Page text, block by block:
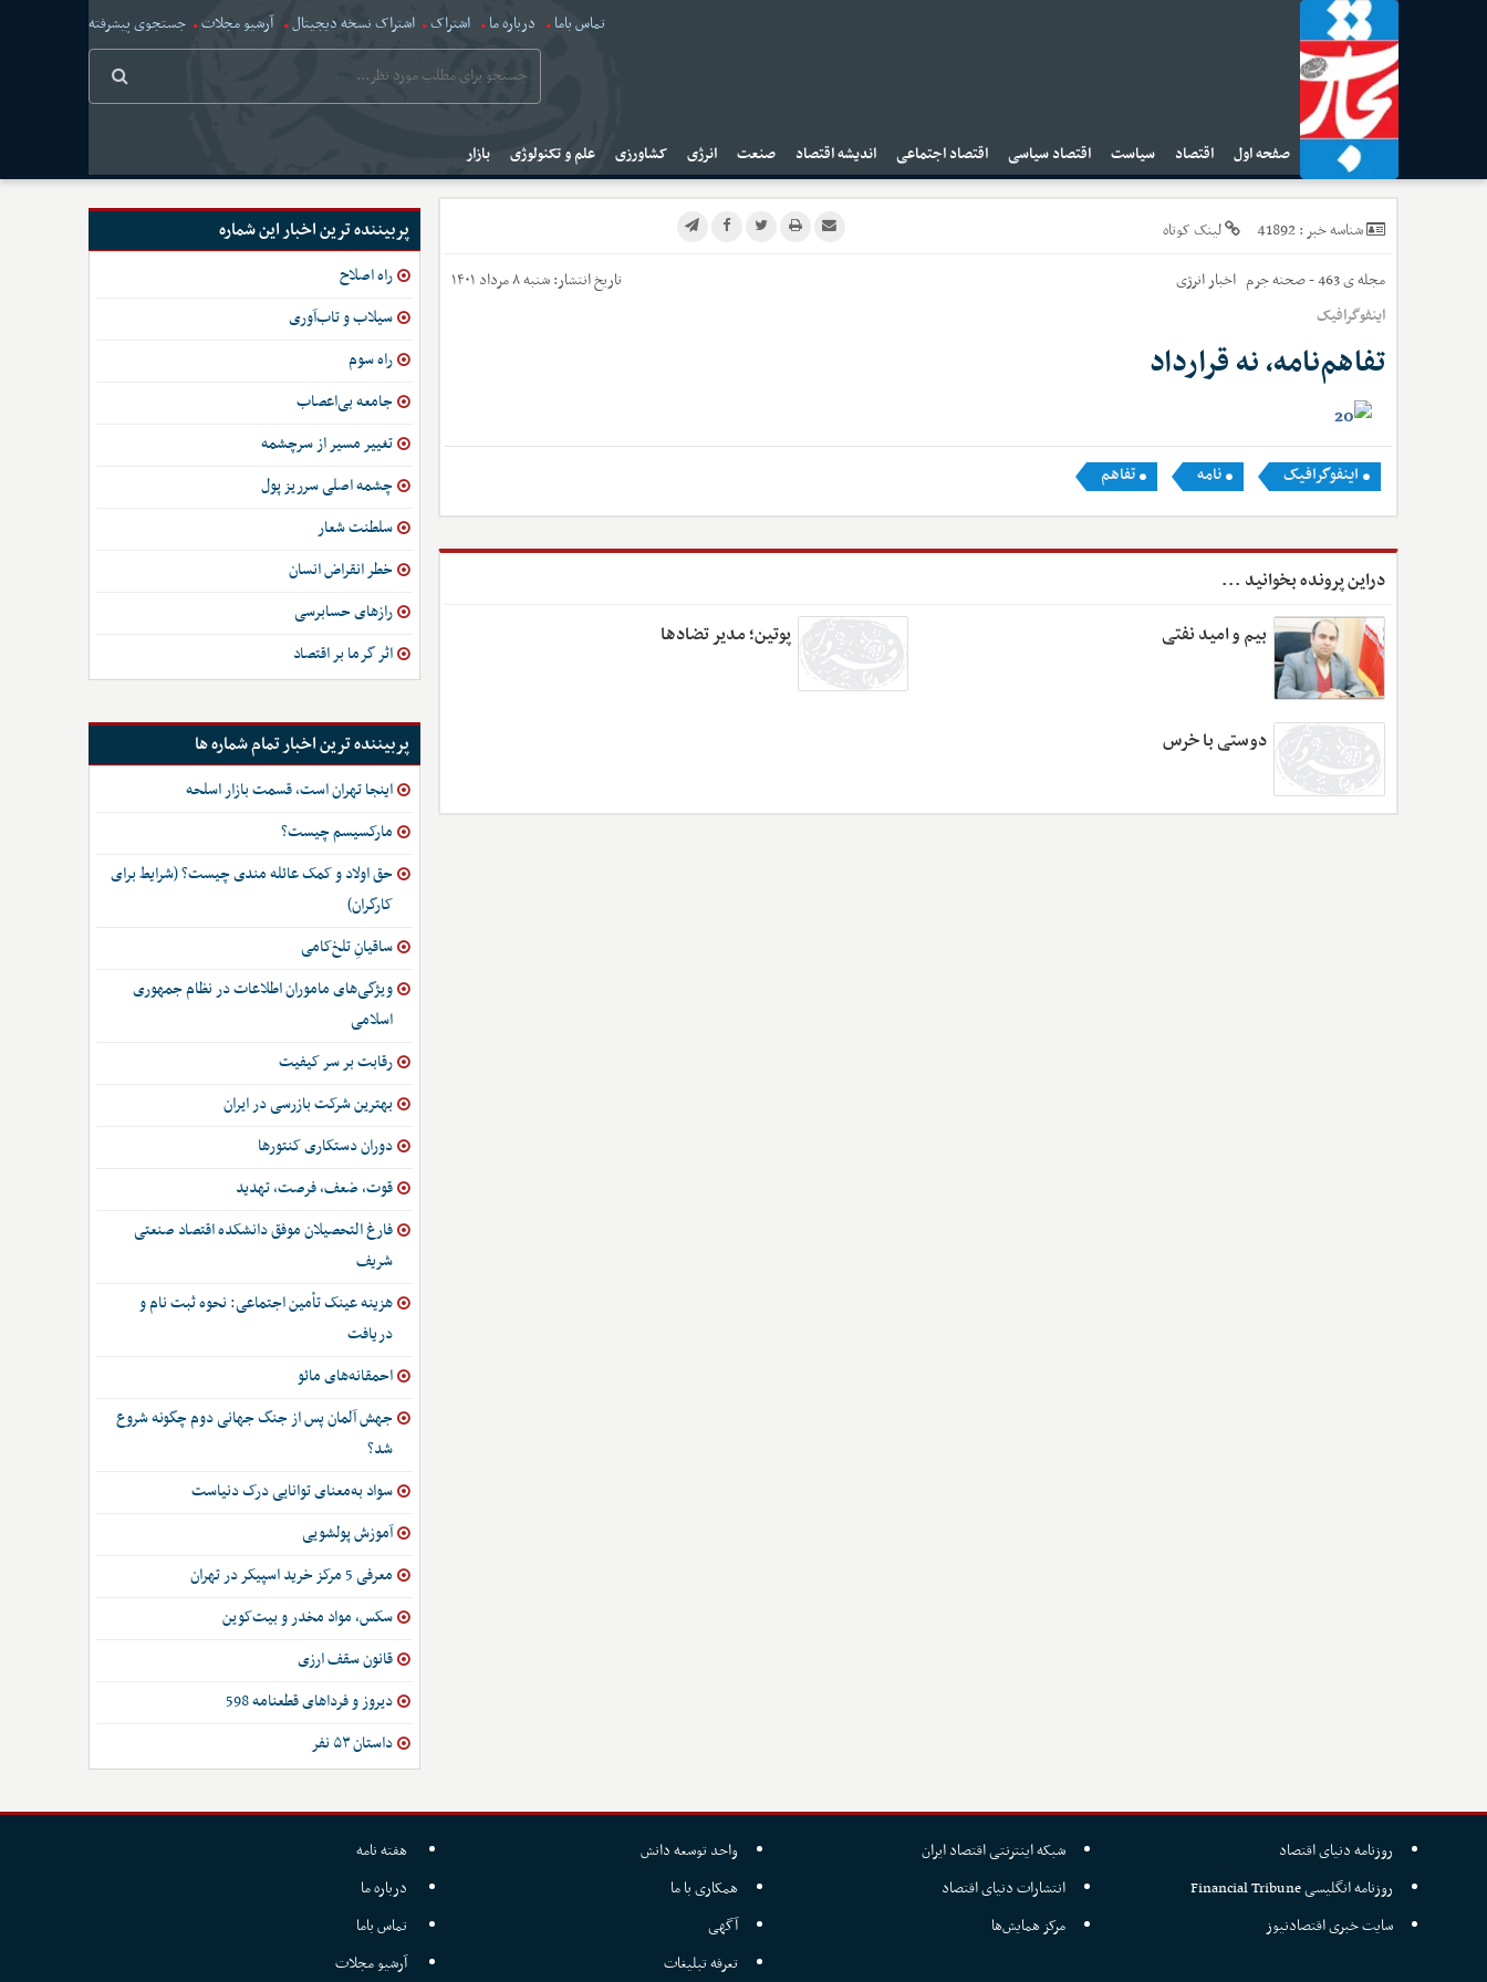
تماس باما درباره ما اشتراک اشتراک نسخه دیجیتال آرشیو مجلات جستجوی پیشرفته
صفحه اول اقتصاد سیاست اقتصاد سیاسی اقتصاد اجتماعی اندیشه اقتصاد صنعت انرژی کشاورزی علم و تکنولوژی بازار
شناسه خبر :41892
لینک کوتاه
مجله ی 463 - صحنه جرم
اخبارانرژی تاریخ انتشار:شنبه ۸ مرداد ۱۴۰۱
اینفوگرافیک
تفاهم‌نامه، نه قرارداد
اینفوگرافیک نامه تفاهم
دراین پرونده بخوانید ...
بیم و امید نفتی
پوتین؛ مدیر تضادها
دوستی با خرس
پربیننده ترین اخبار این شماره
راه اصلاح
سیلاب و تاب‌آوری
راه سوم
جامعه بی‌اعصاب
تغییر مسیر از سرچشمه
چشمه اصلی سرریز پول
سلطنت شعار
خطر انقراض انسان
رازهای حسابرسی
اثر گرما بر اقتصاد
پربیننده ترین اخبار تمام شماره ها
اینجا تهران است، قسمت بازار اسلحه
مارکسیسم چیست؟
حق اولاد و کمک عائله مندی چیست؟ (شرایط برای
کارگران)
ساقیانِ تلخ‌کامی
ویژگی‌های ماموران اطلاعات در نظام جمهوری
اسلامی
رقابت بر سر کیفیت
بهترین شرکت بازرسی در ایران
دوران دستکاری کنتورها
قوت، ضعف، فرصت، تهدید
فارغ التحصیلان موفق دانشکده اقتصاد صنعتی
شریف
هزینه عینک تأمین اجتماعی: نحوه ثبت نام و
دریافت
احمقانه‌های مائو
جهش آلمان پس از جنگ جهانی دوم چگونه شروع
شد؟
سواد به‌معنای توانایی درک دنیاست
آموزش پولشویی
معرفی 5 مرکز خرید اسپیکر در تهران
سکس، مواد مخدر و بیت‌کوین
قانون سقف ارزی
دیروز و فرداهای قطعنامه 598
داستان ۵۳ نفر
روزنامه دنیای اقتصاد
روزنامه انگلیسی Financial Tribune
سایت خبری اقتصادنیوز
شبکه اینترنتی اقتصاد ایران
انتشارات دنیای اقتصاد
مرکز همایش‌ها
واحد توسعه دانش
همکاری با ما
آگهی
تعرفه تبلیغات
هفته نامه
درباره ما
تماس باما
آرشیو مجلات